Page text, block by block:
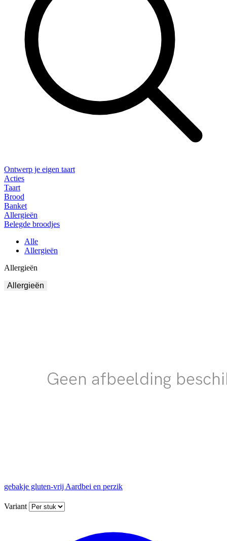
Ontwerp je eigen taart
Acties
Taart
Brood
Banket
Allergieën
Belegde broodjes
Alle
Allergieën
Allergieën
Allergieën
gebakje gluten-vrij Aardbei en perzik
Variant